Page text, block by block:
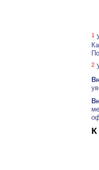
1
2
К